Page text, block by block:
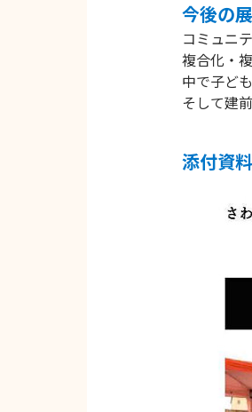
今後の
コミュニ
複合化・
中で子ど
そして建
添付資料